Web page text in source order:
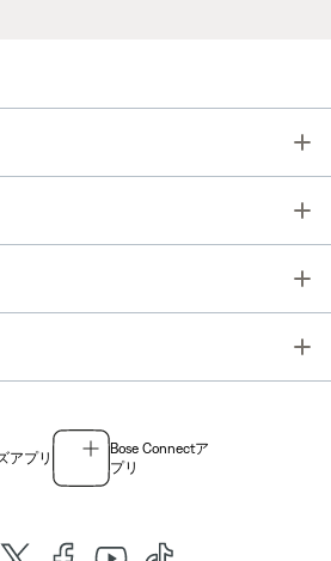
アプリ
Bose Connectア
プリ